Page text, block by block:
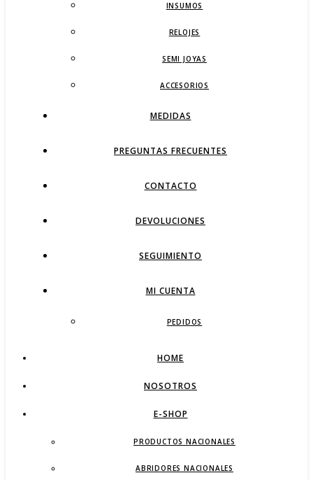
INSUMOS
RELOJES
SEMI JOYAS
ACCESORIOS
MEDIDAS
PREGUNTAS FRECUENTES
CONTACTO
DEVOLUCIONES
SEGUIMIENTO
MI CUENTA
PEDIDOS
HOME
NOSOTROS
E-SHOP
PRODUCTOS NACIONALES
ABRIDORES NACIONALES